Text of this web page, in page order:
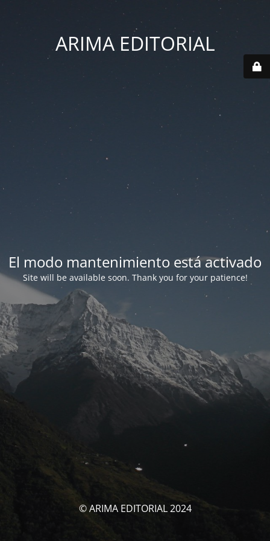
ARIMA EDITORIAL
El modo mantenimiento está activado
Site will be available soon. Thank you for your patience!
© ARIMA EDITORIAL 2024